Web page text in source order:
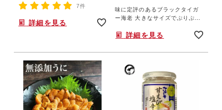
7件
詳細を見る
味に定評のあるブラックタイガ
ー海老 大きなサイズでぷりぷり
焼きの替え玉に、もちろんエビ
詳細を見る